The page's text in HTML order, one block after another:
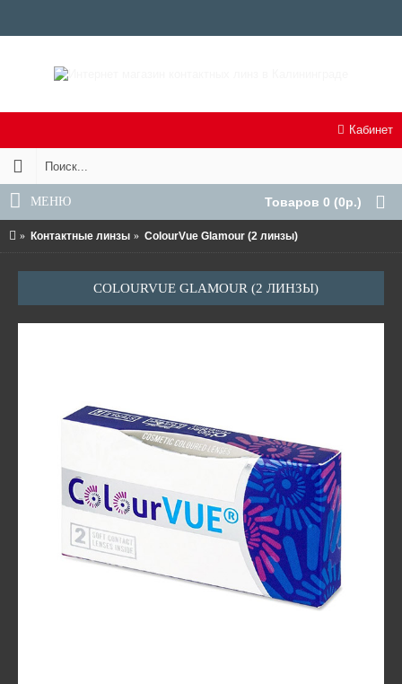
Товаров 0 (0р.)
Кабинет
МЕНЮ
Контактные линзы ColourVue Glamour (2 линзы)
COLOURVUE GLAMOUR (2 ЛИНЗЫ)